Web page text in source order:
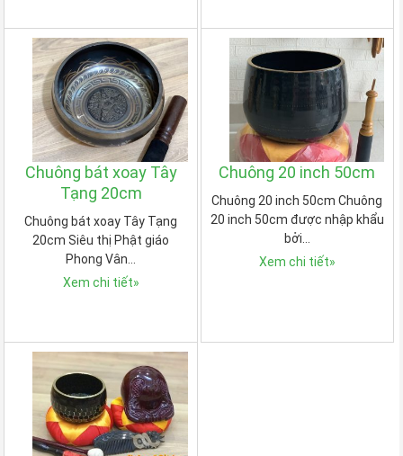
Chuông bát xoay Tây
Tạng 20cm
Chuông bát xoay Tây Tạng
20cm Siêu thị Phật giáo
Phong Vân…
Xem chi tiết»
Chuông 20 inch 50cm
Chuông 20 inch 50cm Chuông
20 inch 50cm được nhập khẩu
bởi…
Xem chi tiết»